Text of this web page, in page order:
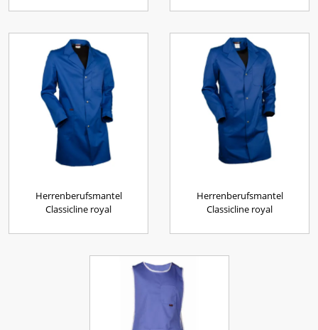
Herrenberufsmantel
Classicline royal
Herrenberufsmantel
Classicline royal